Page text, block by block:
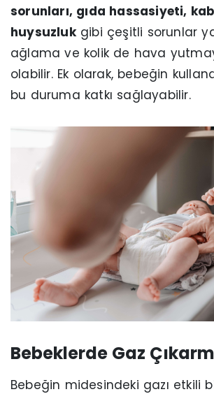
sorunları, gıda hassasiyeti,
huysuzlukgibi çeşitli sorunlar
ağlama ve kolik de hava
olabilir. Ek olarak, bebeğin
bu duruma katkı sağlayabilir.
Bebeklerde Gaz
Bebeğin midesindeki gazı etkili